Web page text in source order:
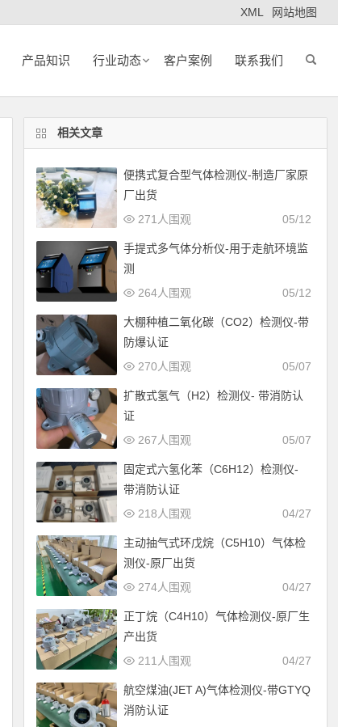
XML 网站地图
产品知识 行业动态 客户案例 联系我们
相关文章
便携式复合型气体检测仪-制造厂家原
厂出货
05/12
271人围观
手提式多气体分析仪-用于走航环境监
测
05/12
264人围观
大棚种植二氧化碳（CO2）检测仪-带
防爆认证
05/07
270人围观
扩散式氢气（H2）检测仪- 带消防认
证
05/07
267人围观
固定式六氢化苯（C6H12）检测仪-
带消防认证
04/27
218人围观
主动抽气式环戊烷（C5H10）气体检
测仪-原厂出货
04/27
274人围观
正丁烷（C4H10）气体检测仪-原厂生
产出货
04/27
211人围观
航空煤油(JET A)气体检测仪-带GTYQ
消防认证